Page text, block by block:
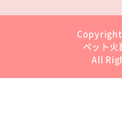
ペット火
All